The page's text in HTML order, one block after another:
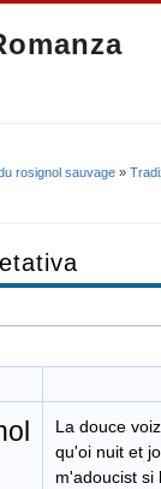
rosignol sauvage »
La douce
qu'oi nuit et
m'adoucist si